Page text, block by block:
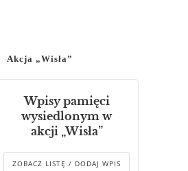
днях 2-12 липня 2024 р.”
Декрет єпископів
Перемисько-Варшавської
Митрополії стосовно
звершування Божественної
літургії
Akcja „Wisła”
Wpisy pamięci
wysiedlonym w
akcji „Wisła”
ZOBACZ LISTĘ / DODAJ WPIS